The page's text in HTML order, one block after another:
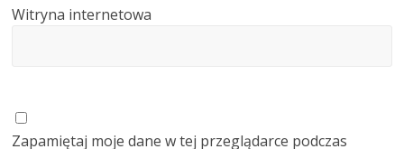
Witryna internetowa
Zapamiętaj moje dane w tej przeglądarce podczas